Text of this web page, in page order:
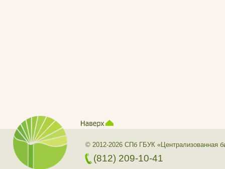
© 2012-2026 СПб ГБУК «Централизованная
(812) 209-10-41